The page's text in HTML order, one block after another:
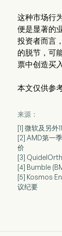
这种市场行
便是显著的
投资者而言
的脱节，可
票中创造买
本文仅供参
来源：
[1] 微软及另外
[2] AMD第一
价
[3]
[4] Bumble
[5] Kosmos
议纪要